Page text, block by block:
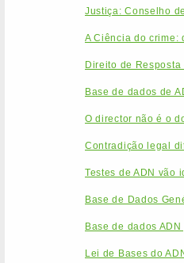
Justiça: Conselho
A Ciência do crime:
Direito de
Base de dados de
O director não é o
Contradição legal
Testes de ADN vão
Base de Dados
Base de dados
Lei de Bases do